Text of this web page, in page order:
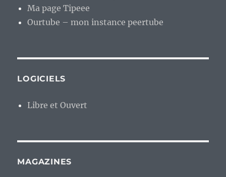
Ma page Tipeee
Ourtube – mon instance peertube
LOGICIELS
Libre et Ouvert
MAGAZINES